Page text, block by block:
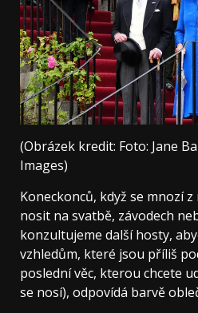
(Obrázek kredit: Foto: Jane
Images)
Koneckonců, když se mnozí
nosit na svatbě, závodech
konzultujeme další hosty,
vzhledům, které jsou příliš
poslední věc, kterou chcete
se nosí), odpovídá barvě